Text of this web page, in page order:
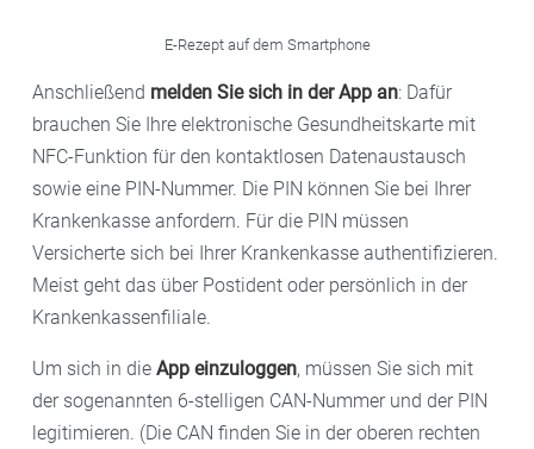
E-Rezept auf dem Smartphone
Anschließend melden Sie sich in der App an: Dafür
brauchen Sie Ihre elektronische Gesundheitskarte mit
NFC-Funktion für den kontaktlosen Datenaustausch
sowie eine PIN-Nummer. Die PIN können Sie bei Ihrer
Krankenkasse anfordern. Für die PIN müssen
Versicherte sich bei Ihrer Krankenkasse authentifizieren.
Meist geht das über Postident oder persönlich in der
Krankenkassenfiliale.
Um sich in die App einzuloggen, müssen Sie sich mit
der sogenannten 6-stelligen CAN-Nummer und der PIN
legitimieren. (Die CAN finden Sie in der oberen rechten